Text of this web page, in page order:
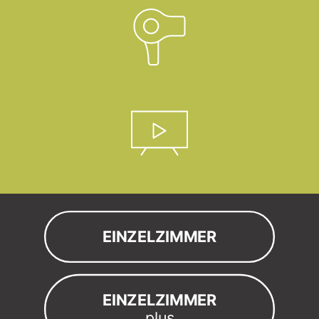
EINZELZIMMER
EINZELZIMMER